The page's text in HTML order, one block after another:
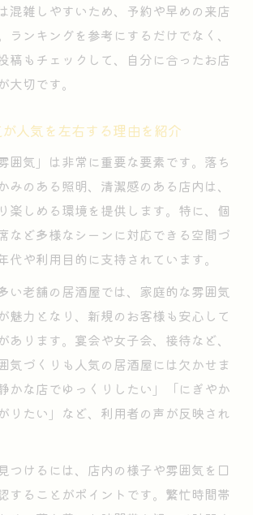
混雑しやすいため、予約や早めの来店
ランキングを参考にするだけでなく、
稿もチェックして、自分に合ったお店
大切です。
人気を左右する理由を紹介
囲気」は非常に重要な要素です。落ち
みのある照明、清潔感のある店内は、
楽しめる環境を提供します。特に、個
など多様なシーンに対応できる空間づ
代や利用目的に支持されています。
い老舗の居酒屋では、家庭的な雰囲気
魅力となり、新規のお客様も安心して
あります。宴会や女子会、接待など、
気づくりも人気の居酒屋には欠かせま
かな店でゆっくりしたい」「にぎやか
りたい」など、利用者の声が反映され
つけるには、店内の様子や雰囲気を口
することがポイントです。繁忙時間帯